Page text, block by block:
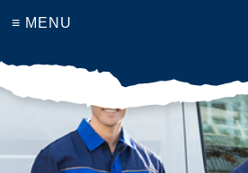
≡ MENU